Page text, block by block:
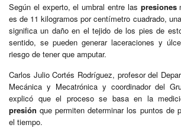
Según el experto, el umbral entre las presiones
es de 11 kilogramos por centímetro cuadrado,
significa un daño en el tejido de los pies de
sentido, se pueden generar laceraciones y
riesgo de tener que amputar.
Carlos Julio Cortés Rodríguez, profesor del
Mecánica y Mecatrónica y coordinador del
explicó que el proceso se basa en la
presión que permiten determinar los puntos de
el tiempo.